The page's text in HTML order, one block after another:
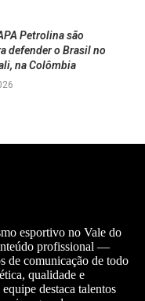
Petrolina são
defender o Brasil no
na Colômbia
esportivo no Vale do
profissional —
de comunicação de todo
qualidade e
destaca talentos